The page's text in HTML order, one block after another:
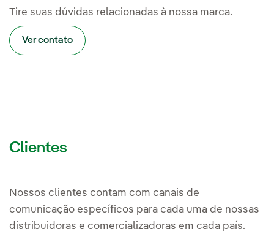
Tire suas dúvidas relacionadas à nossa marca.
Ver contato
Clientes
Nossos clientes contam com canais de
comunicação específicos para cada uma de nossas
distribuidoras e comercializadoras em cada país.